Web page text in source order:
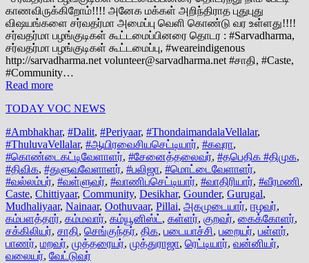
காணவிருக்கிறோம்!!!! அனேக மக்கள் அறிந்திராத புதுபுது
விஷயங்களை சர்வதர்மா அமைப்பு வெளி கொண்டு வர உள்ளது!!!!
சர்வதர்மா பழங்குடிகள் கூட்டமைப்பினரை தொடர : #Sarvadharma,
சர்வதர்மா பழங்குடிகள் கூட்டமைப்பு, #weareindigenous
http://sarvadharma.net volunteer@sarvadharma.net #சாதி, #Caste,
#Community…
Read more
TODAY VOC NEWS
#Ambhakhar, #Dalit, #Periyaar, #ThondaimandalaVellalar,
#ThuluvaVellalar, #ஆயிரவைசியசெட்டியார், #கவுரா,
#கொண்டைகட்டிவேளாளர், #சேனைத்தலைவர், #தபெதிக #திமுக,
#திவிக, #துளுவவேளாளர், #பலிஜா, #மொட்டைவேளாளர்,
#வல்லம்பர், #வள்ளுவர், #வாணிபசெட்டியார், #வாதிரியார், #வீரமணி,
Caste, Chittiyaar, Community, Desikhar, Gounder, Gurugal,
Mudhaliyaar, Nainaar, Oothuvaar, Pillai, அகமுடையார், ஈழவர்,
கம்பளத்தார், கம்மவார், கம்யூனிஸ்ட் , கள்ளர், குறவர், கைக்கோளர்,
சக்கிலியர், சாதி, செங்குந்தர், திக, படையாச்சி, பறையர், பள்ளர்,
பாணர், மறவர், முத்தரையர், முத்துராஜா, ரெட்டியார், வன்னியர்,
வலையர், வேட்டுவர்